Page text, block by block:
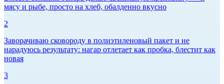
мясу и рыбе, просто на хлеб, обалденно вкусно
2
Заворачиваю сковороду в полиэтиленовый пакет и не
нарадуюсь результату: нагар отлетает как пробка, блестит как
новая
3